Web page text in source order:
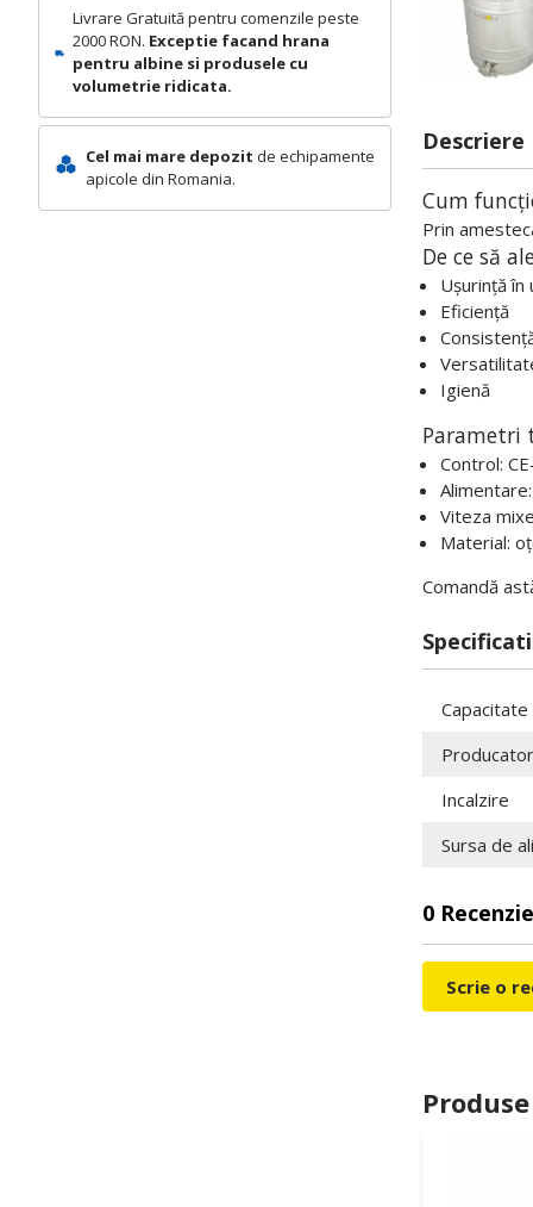
Livrare Gratuită pentru comenzile peste
2000 RON. Exceptie facand hrana
pentru albine si produsele cu
volumetrie ridicata.
Cel mai mare depozit de echipamente
apicole din Romania.
Descriere
Cum
Prin
De ce să
Ușurință în
Eficienţă
Igienă
Parametri
Control:
Viteza
Material:
Comandă
Capacitate
Producator
Incalzire
Sursa de
0
Scrie o